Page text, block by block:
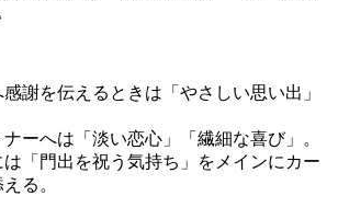
謝を伝えるときは「やさしい思い出」
ーへは「淡い恋心」「繊細な喜び」。
「門出を祝う気持ち」をメインにカー
る。